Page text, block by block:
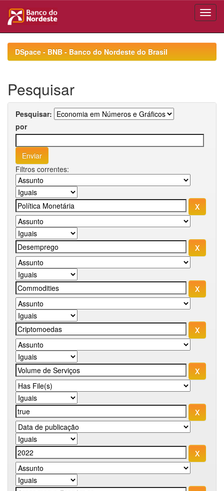
navigationDSpace - BNB - Banco do Nordeste do Brasil
Pesquisar
Pesquisar:
por
Filtros correntes: